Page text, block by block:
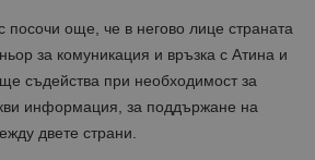
посочи още, че в негово лице страната
за комуникация и връзка с Атина и
ще съдейства при необходимост за
информация, за поддържане на
двете страни.